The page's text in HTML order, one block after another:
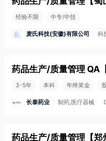
经验不限 中专/中技
麦氏科技(安徽)有限公司 科
药品生产/质量管理 QA
3-5年 本科 年终奖金
长泰药业 制药,医疗器械
药品生产/质量管理 【郑